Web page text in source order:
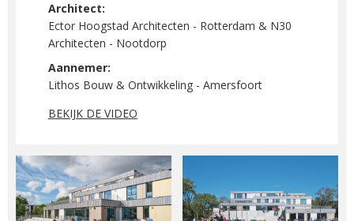
Architect:
Ector Hoogstad Architecten - Rotterdam & N30
Architecten - Nootdorp
Aannemer:
Lithos Bouw & Ontwikkeling - Amersfoort
BEKIJK DE VIDEO